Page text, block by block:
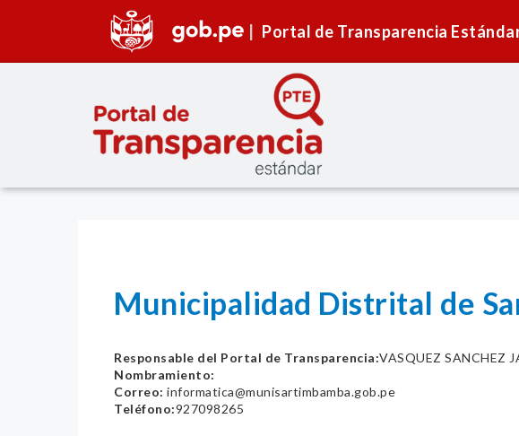
Portal de Transparencia
Municipalidad Distrital de
Responsable del Portal de Transparencia:VASQUEZ SANCHEZ
Nombramiento:
Correo: informatica@munisartimbamba.gob.pe
Teléfono:927098265